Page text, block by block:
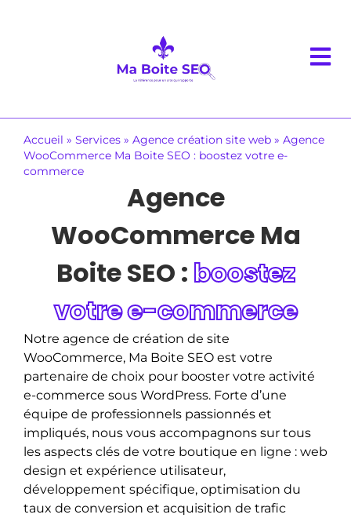
Accueil » Services » Agence création site web » Agence
WooCommerce Ma Boite SEO : boostez votre e-
commerce
Agence
WooCommerce Ma
Boite SEO : boostez
votre e-commerce
Notre agence de création de site
WooCommerce, Ma Boite SEO est votre
partenaire de choix pour booster votre activité
e-commerce sous WordPress. Forte d’une
équipe de professionnels passionnés et
impliqués, nous vous accompagnons sur tous
les aspects clés de votre boutique en ligne : web
design et expérience utilisateur,
développement spécifique, optimisation du
taux de conversion et acquisition de trafic